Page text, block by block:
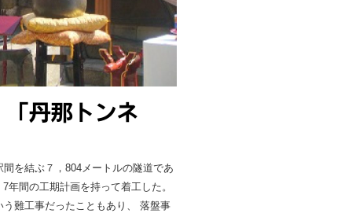
丹那トンネ
を結ぶ７，804メートルの隧道であ
年間の工期計画を持って着工した。
難工事だったこともあり、 落盤事